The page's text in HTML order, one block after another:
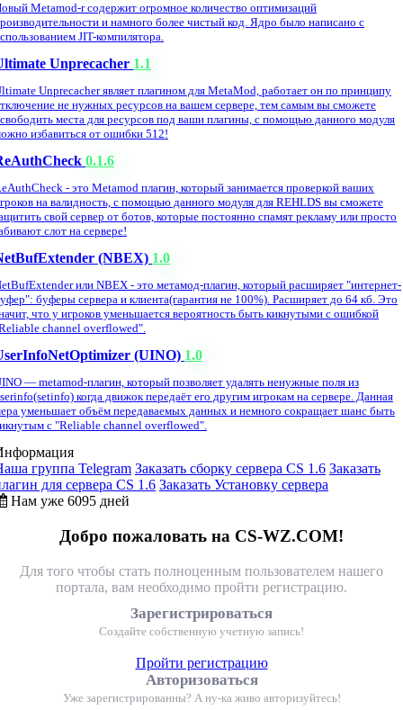
Metamod-r содержит огромное количество оптимизаций
и намного более чистый код. Ядро было написано с
JIT-компилятора.
Unprecacher 1.1
Unprecacher являет плагином для MetaMod, работает он по принципу
не нужных ресурсов на вашем сервере, тем самым вы сможете
места для ресурсов под ваши плагины, с помощью данного модуля
избавиться от ошибки 512!
0.1.6
- это Metamod плагин, который занимается проверкой ваших
на валидность, с помощью данного модуля для REHLDS вы сможете
свой сервер от ботов, которые постоянно спамят рекламу или просто
слот на сервере!
(NBEX) 1.0
или NBEX - это метамод-плагин, который расширяет "интернет-
буферы сервера и клиента(гарантия не 100%). Расширяет до 64 кб. Это
что у игроков уменьшается вероятность быть кикнутыми с ошибкой
channel overflowed".
(UINO) 1.0
— metamod-плагин, который позволяет удалять ненужные поля из
когда движок передаёт его другим игрокам на сервере. Данная
уменьшает объём передаваемых данных и немного сокращает шанс быть
с "Reliable channel overflowed".
группа Telegram Заказать сборку сервера CS 1.6 Заказать
для сервера CS 1.6 Заказать Установку сервера
Нам уже 6095 дней
Добро пожаловать на CS-WZ.COM!
Для того чтобы стать полноценным пользователем нашего
портала, вам необходимо пройти регистрацию.
Зарегистрироваться
Создайте собственную учетную запись!
Пройти регистрацию
Авторизоваться
Уже зарегистрированны? А ну-ка живо авторизуйтесь!